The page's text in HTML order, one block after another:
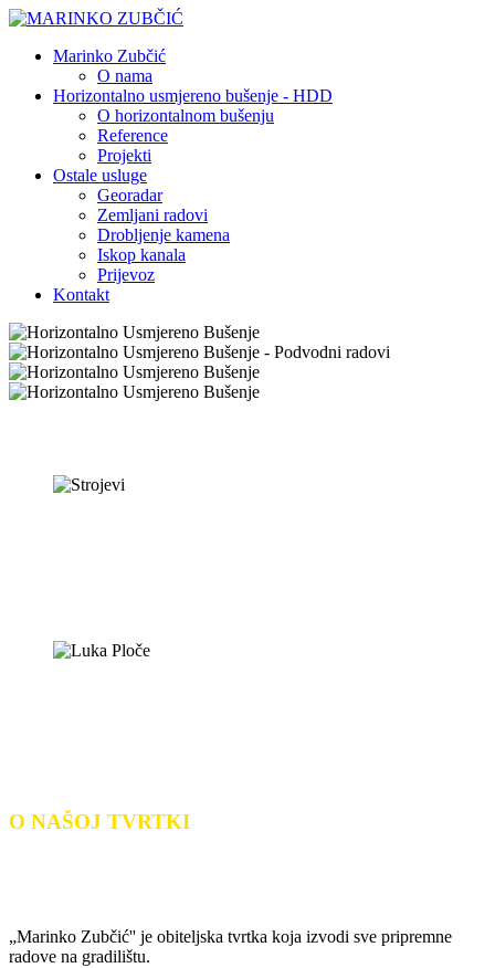
Marinko Zubčić
O nama
Horizontalno usmjereno bušenje - HDD
O horizontalnom bušenju
Reference
Projekti
Ostale usluge
Georadar
Zemljani radovi
Drobljenje kamena
Iskop kanala
Prijevoz
Kontakt
O NAŠOJ TVRTKI
„Marinko Zubčić'' je obiteljska tvrtka koja izvodi sve pripremne
radove na gradilištu.